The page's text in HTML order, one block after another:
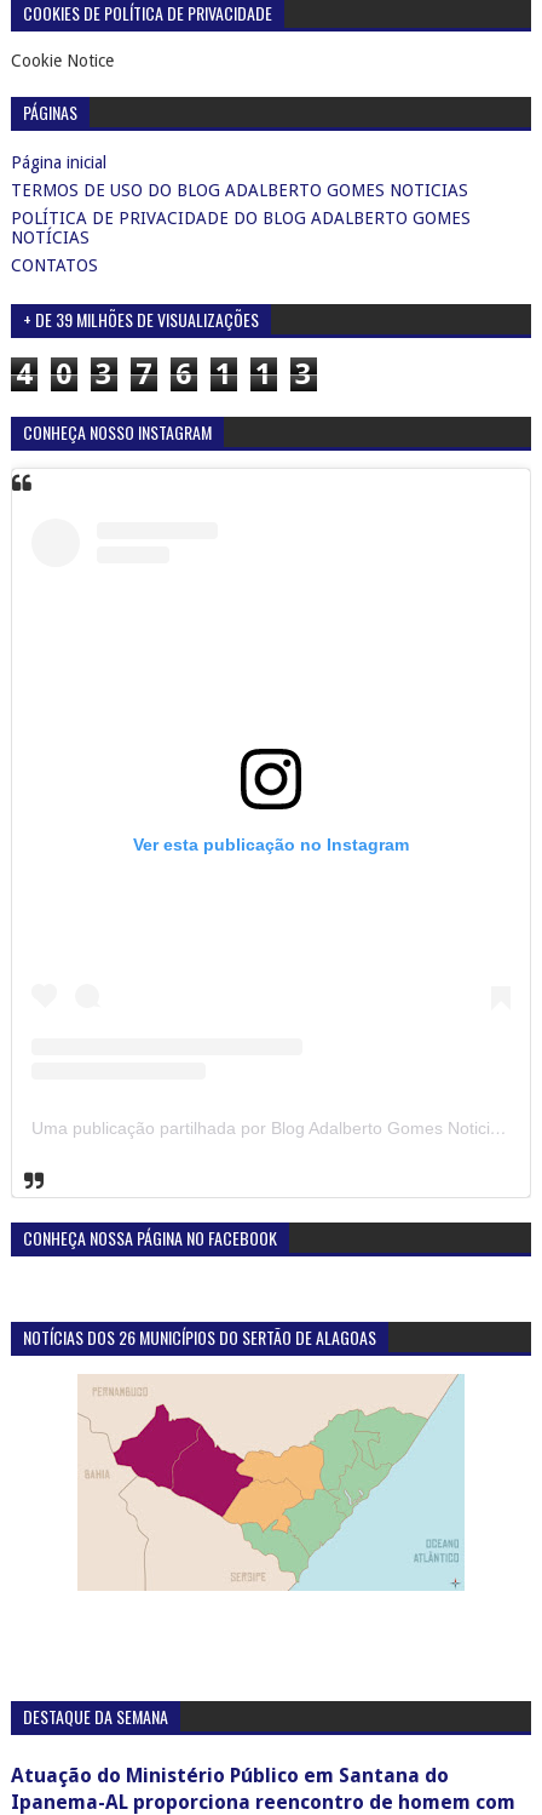
COOKIES DE POLÍTICA DE PRIVACIDADE
Cookie Notice
PÁGINAS
Página inicial
TERMOS DE USO DO BLOG ADALBERTO GOMES NOTICIAS
POLÍTICA DE PRIVACIDADE DO BLOG ADALBERTO GOMES
NOTÍCIAS
CONTATOS
+ DE 39 MILHÕES DE VISUALIZAÇÕES
4 0 3 7 6 1 1 3
CONHEÇA NOSSO INSTAGRAM
Ver esta publicação no Instagram
Uma publicação partilhada por Blog Adalberto Gomes Noticias (@blogadalbertogomesnoticiass)
CONHEÇA NOSSA PÁGINA NO FACEBOOK
NOTÍCIAS DOS 26 MUNICÍPIOS DO SERTÃO DE ALAGOAS
DESTAQUE DA SEMANA
Atuação do Ministério Público em Santana do
Ipanema-AL proporciona reencontro de homem com